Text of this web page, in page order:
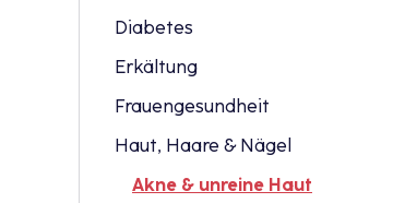
Diabetes
Erkältung
Frauengesundheit
Haut, Haare & Nägel
Akne & unreine Haut